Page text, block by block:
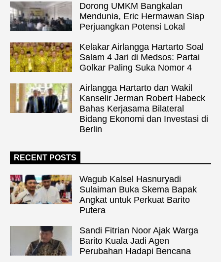
Dorong UMKM Bangkalan
Mendunia, Eric Hermawan Siap
Perjuangkan Potensi Lokal
Kelakar Airlangga Hartarto Soal
Salam 4 Jari di Medsos: Partai
Golkar Paling Suka Nomor 4
Airlangga Hartarto dan Wakil
Kanselir Jerman Robert Habeck
Bahas Kerjasama Bilateral
Bidang Ekonomi dan Investasi di
Berlin
RECENT POSTS
Wagub Kalsel Hasnuryadi
Sulaiman Buka Skema Bapak
Angkat untuk Perkuat Barito
Putera
Sandi Fitrian Noor Ajak Warga
Barito Kuala Jadi Agen
Perubahan Hadapi Bencana